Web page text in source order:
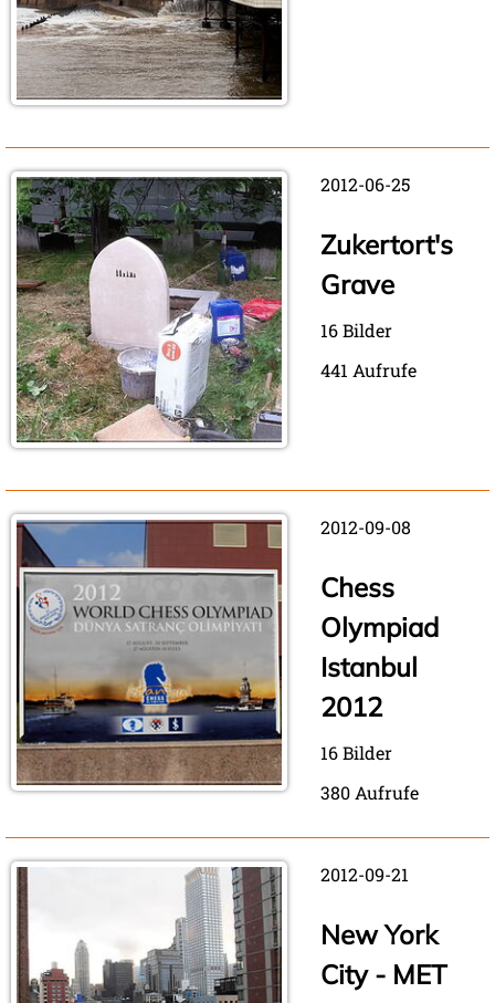
2012-06-25
Zukertort's
Grave
16 Bilder
441 Aufrufe
2012-09-08
Chess
Olympiad
Istanbul
2012
16 Bilder
380 Aufrufe
2012-09-21
New York
City - MET